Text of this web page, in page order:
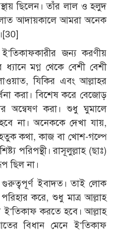
ছিলেন। তাঁর লাল ও হলুদ
আদায়কালে আমরা অনেক
ই‘তিকাফকারীর জন্য করণীয়
মগ্ন থেকে বেশী বেশী
যিকির এবং আল্লাহর
করা। বিশেষ করে বেজোড়
অন্বেষণ করা। শুধু ঘুমালে
না। অনেককে দেখা যায়,
কথা, কাজ বা খোশ-গল্পে
পরিপন্থী। রাসূলুল্লাহ (ছাঃ)
ছিল না।
ইবাদত। তাই লোক
পরিহার করে, শুধু মাত্র আল্লাহ
ই‘তিকাফ করতে হবে। আল্লাহ
বিধান মেনে ই‘তিকাফ